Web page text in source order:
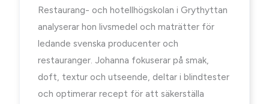
Restaurang- och hotellhögskolan i Grythyttan
analyserar hon livsmedel och maträtter för
ledande svenska producenter och
restauranger. Johanna fokuserar på smak,
doft, textur och utseende, deltar i blindtester
och optimerar recept för att säkerställa